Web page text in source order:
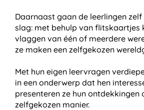
Daarnaast gaan de leerlingen
slag: met behulp van flitskaartjes
vlaggen van één of meerdere
ze maken een zelfgekozen
Met hun eigen leervragen
in een onderwerp dat hen
presenteren ze hun ontdekkingen
zelfgekozen manier.